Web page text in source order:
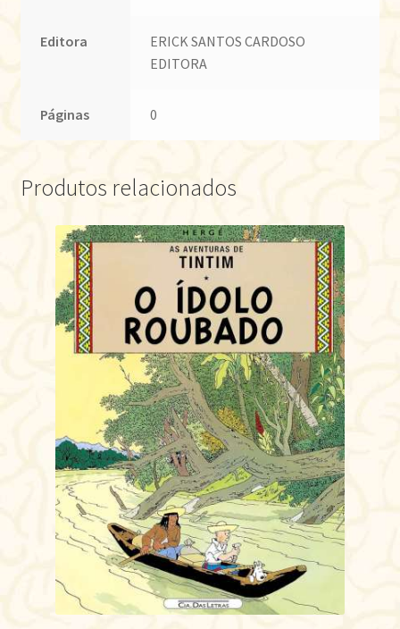
Editora
ERICK SANTOS CARDOSO
EDITORA
Páginas 0
Produtos relacionados